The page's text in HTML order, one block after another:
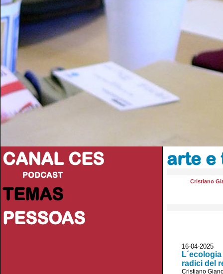
CANAL CES
PODCAST
TEMAS
PESSOAS
arte e
Cristiano
16-04-
radici del
Cristiano